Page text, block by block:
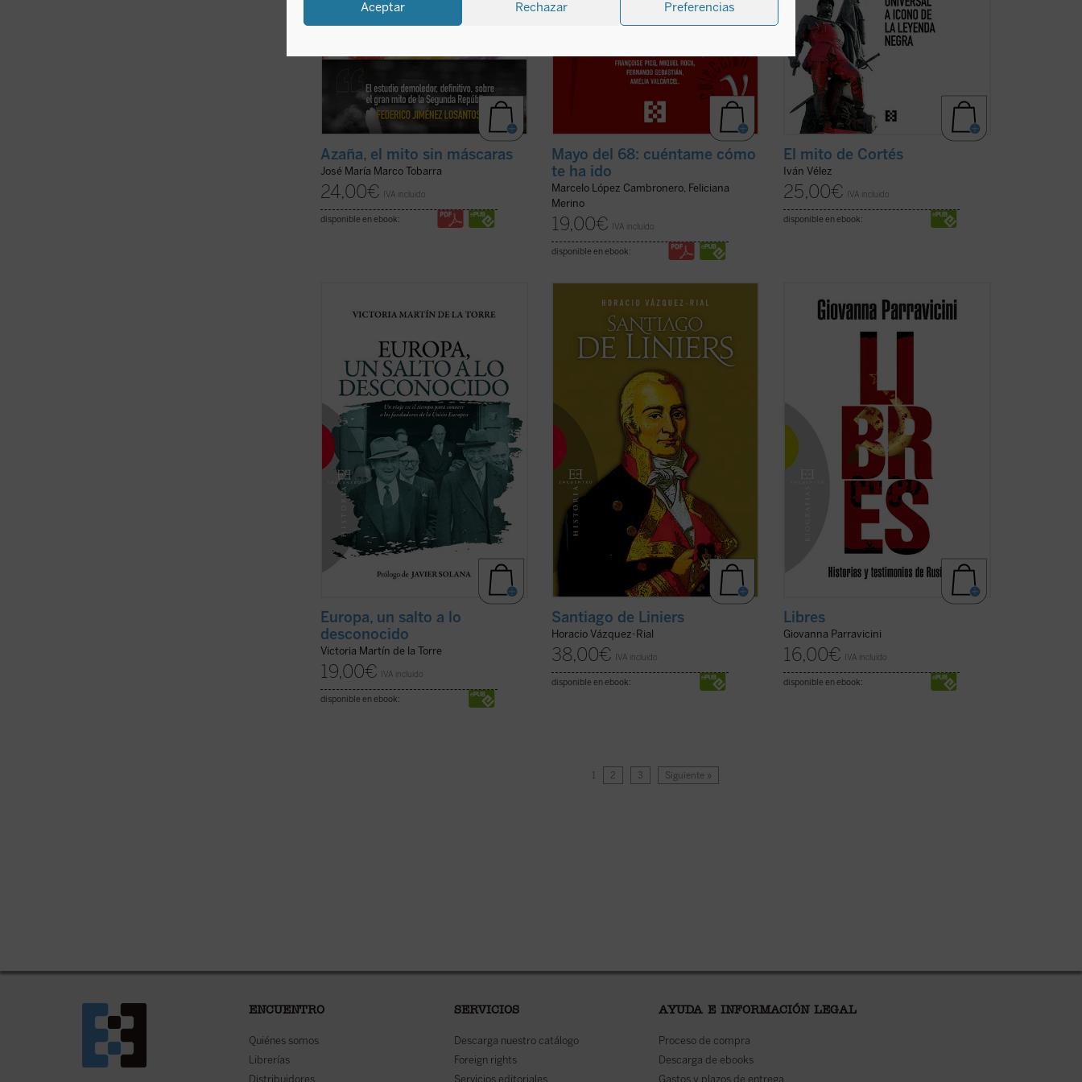
Aceptar Rechazar Preferencias
Azaña, el mito sin máscaras
José María Marco Tobarra
24,00€ IVA incluido
disponible en ebook:
Mayo del 68: cuéntame cómo
te ha ido
Marcelo López Cambronero, Feliciana
Merino
19,00€ IVA incluido
disponible en ebook:
El mito de Cortés
Iván Vélez
25,00€ IVA incluido
disponible en ebook:
este relato de no ficción recrea la década
Comunidades Europeas (1948-1957), a
través de algunos de los principales
protagonistas de la construcción
europea ...(ver ficha)
Europa, un salto a lo
desconocido
Victoria Martín de la Torre
19,00€ IVA incluido
disponible en ebook:
Horacio Vázquez-Rial nos ofrece, con
estilo vibrante y documentación inédita,
la biografía más cercana de Santiago de
Liniers. De origen noble francés, entró al
servicio de la Armada española y acabó
convirtiéndose en virrey del virreinato ...
Santiago de Liniers
Horacio Vázquez-Rial
38,00€ IVA incluido
disponible en ebook:
Siempre es posible vivir como hombres,
hacer una experiencia de libertad y
verdad, gracias a un encuentro que
En el siglo XX Rusia fue objeto de un
trágico experimento de reducción de la
(ver ficha)
Libres
Giovanna Parravicini
16,00€ IVA incluido
disponible en ebook:
1 2 3 Siguiente »
ENCUENTRO
Quiénes somos
Librerías
Distribuidores
SERVICIOS
Descarga nuestro catálogo
Foreign rights
Servicios editoriales
AYUDA E INFORMACIÓN LEGAL
Proceso de compra
Descarga de ebooks
Gastos y plazos de entrega